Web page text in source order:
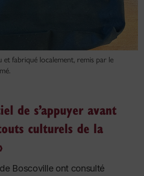
fabriqué localement, remis par le
de s’appuyer avant
culturels de la
Boscoville ont consulté